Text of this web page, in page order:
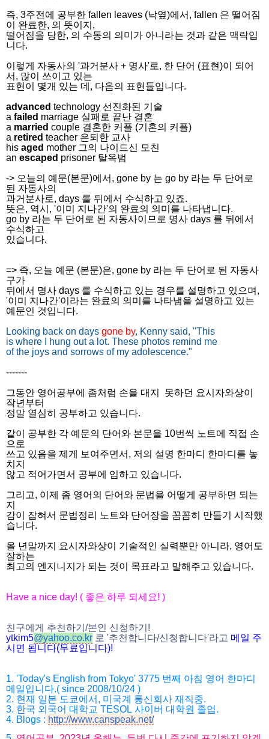
즉, 3주전에 공부한 fallen leaves (낙옆)에서, fallen 은 떨어짐
이 완료한, 의 뜻이지,
떨어짐을 당한, 의 수동의 의미가 아니라는 것과 같은 맥락입
니다.
이렇게 자동사의 '과거분사 + 명사'로, 한 단어 (표현)이 되어
서, 많이 쓰이고 있는
표현이 몇개 있는 데, 다음의 표현들입니다.
advanced technology 선진화된 기술
a failed marriage 실패로 끝난 결혼
a married couple 결혼한 커플 (기혼의 커플)
a retired teacher 은퇴한 교사
his aged mother 그의 나이드신 모친
an escaped prisoner 탈옥범
-> 오늘의 예문(본문)에서, gone by 는 go by 라는 두 단어로
된 자동사의
과거분사로, days 를 뒤에서 수식하고 있죠.
뜻은, 역시, '이미 지나간'의 완료의 의미를 나타냅니다.
go by 라는 두 단어로 된 자동사이므로 명사 days 를 뒤에서
수식하고
있습니다.
=> 즉, 오늘 예문 (본문)은, gone by 라는 두 단어로 된 자동사
구가
뒤에서 명사 days 를 수식하고 있는 경우를 설명하고 있으며,
'이미 지나간'이라는 완료의 의미를 나타냄을 설명하고 있는
예문인 것입니다.
Looking back on days gone by, Kenny said, "This
is where I hung out a lot. These photos remind me
of the joys and sorrows of my adolescence."
-------
그동안 영어공부에 좀처럼 손을 대지 못하던 요시자와상이
작년부터
정말 열심히 공부하고 있습니다.
같이 공부한 각 예문의 단어와 본문을 10번씩 노트에 직접 손
으로
쓰고 있음을 제게 보여주면서, 저의 설명 한마디 한마디를 놓
치지
않고 적어가면서 공부에 임하고 있습니다.
그리고, 이제 좀 영어의 단어와 문법을 어떻게 공부하면 되는
지
감이 잡혀서 문법정리 노트와 단어장을 꼼꼼히 만들기 시작했
습니다.
올 년말까지 요시자와상이 기술적인 실력뿐만 아니라, 영어도
잘하는
최고의 엔지니지가 되는 것이 목표라고 말해주고 있습니다.
Have a nice day! ( 좋은 하루 되세요! )
친구에게 추천하기 /본인 신청하기 !
ytkim5@yahoo.co.kr 로 '추천합니다/신청합니다'라고 메일 주
시면 됩니다(무료입니다)!
1. 'Today's English from Tokyo' 3775 번째 아침 영어 한마디
메일입니다.( since 2008/10/24 )
2. 현재 일본 도쿄에서 , 미국계 통신회사 재직중.
3. 한국 외국어 대학교 TESOL 사이버 대학원 졸업.
4. Blogs : http://www.canspeak.net/